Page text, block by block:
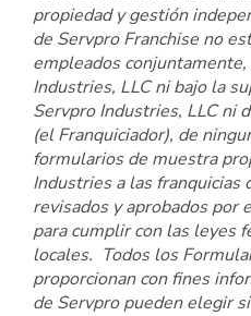
propiedad y gestión
de Servpro Franchise no
empleados
Industries, LLC ni bajo la
Servpro Industries, LLC ni
(el Franquiciador), de
formularios de muestra
Industries a las franquicias
revisados y aprobados por
para cumplir con las leyes
locales. Todos los
proporcionan con fines
de Servpro pueden elegir